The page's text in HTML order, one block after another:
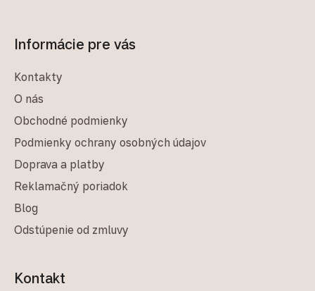
Informácie pre vás
Kontakty
O nás
Obchodné podmienky
Podmienky ochrany osobných údajov
Doprava a platby
Reklamačný poriadok
Blog
Odstúpenie od zmluvy
Kontakt